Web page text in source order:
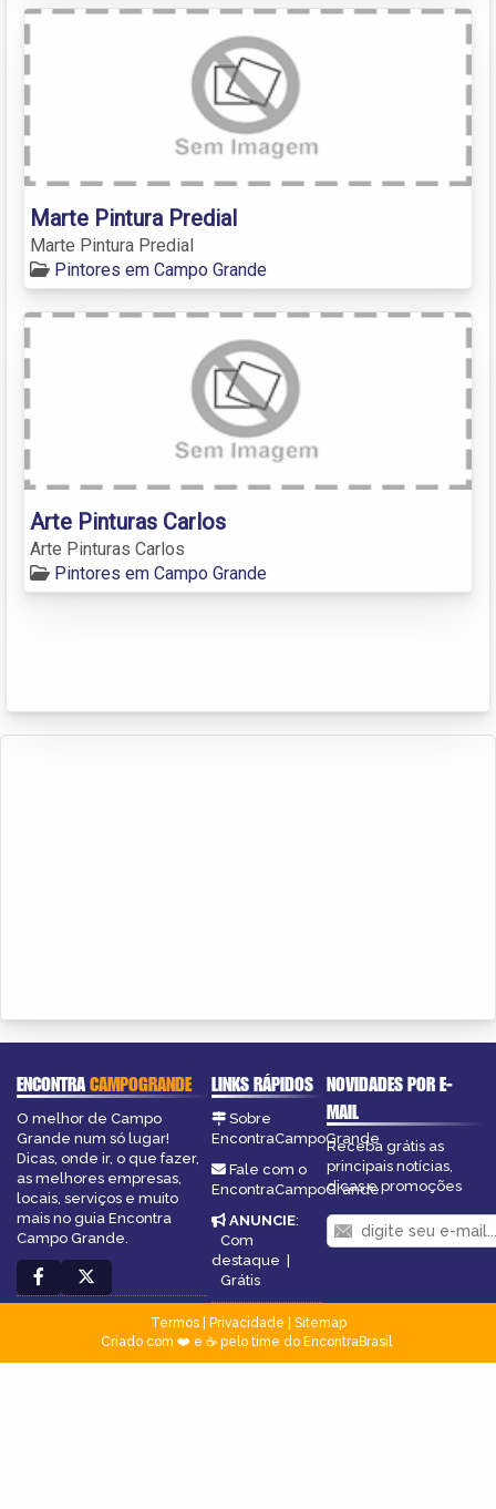
Marte Pintura Predial
Marte Pintura Predial
Pintores em Campo Grande
Arte Pinturas Carlos
Arte Pinturas Carlos
Pintores em Campo Grande
ENCONTRACAMPOGRANDE
O melhor de Campo
Grande num só lugar!
Dicas, onde ir, o que fazer,
as melhores empresas,
locais, serviços e muito
mais no guia Encontra
Campo Grande.
LINKS RÁPIDOS
Sobre
EncontraCampoGrande
Fale com o
EncontraCampoGrande
ANUNCIE:
Com
destaque |
Grátis
NOVIDADES POR E-
MAIL
Receba grátis as
principais notícias,
dicas e promoções
Termos| Privacidade
Sitemap
Criado com ❤️ e ☕ pelo time do EncontraBrasil